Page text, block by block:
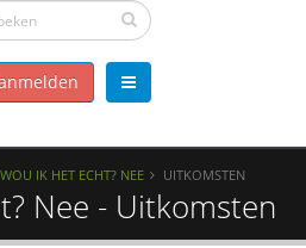
WOU IK HET ECHT? NEE UITKOMSTEN
Nee - Uitkomsten